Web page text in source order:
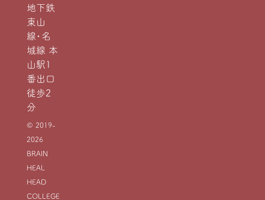
地下鉄
東山
線・名
城線 本
山駅1
番出口
徒歩2
分
© 2019-
2026
BRAIN
HEAL
HEAD
COLLEGE